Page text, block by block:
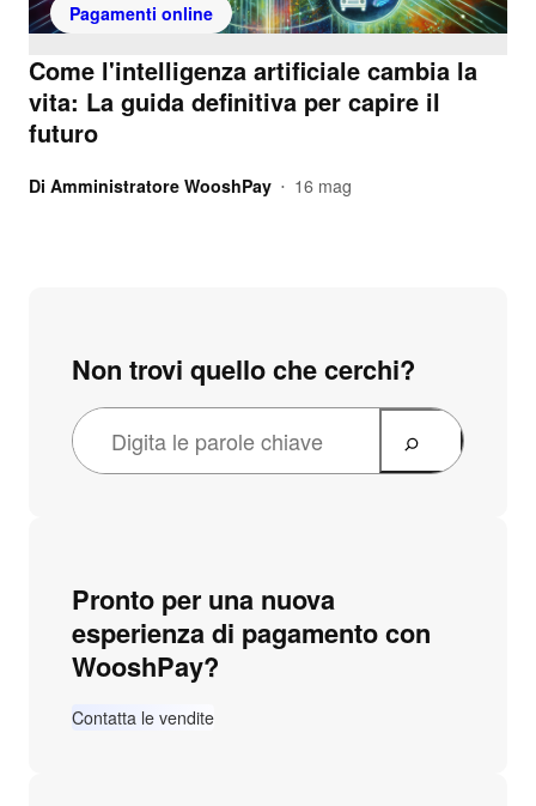
Pagamenti online
Come l'intelligenza artificiale cambia la
vita: La guida definitiva per capire il
futuro
Di Amministratore WooshPay • 16 mag
Non trovi quello che cerchi?
Pronto per una nuova
esperienza di pagamento con
WooshPay?
Contatta le vendite